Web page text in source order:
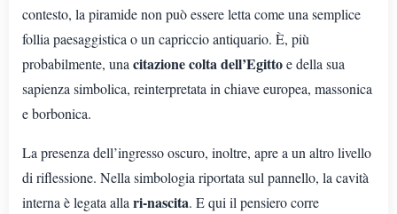
contesto, la piramide non può essere letta come una semplice
follia paesaggistica o un capriccio antiquario. È, più
probabilmente, una citazione colta dell’Egittoe della sua
sapienza simbolica, reinterpretata in chiave europea, massonica
e borbonica.
La presenza dell’ingresso oscuro, inoltre, apre a un altro livello
di riflessione. Nella simbologia riportata sul pannello, la cavità
interna è legata alla ri-nascita. E qui il pensiero corre